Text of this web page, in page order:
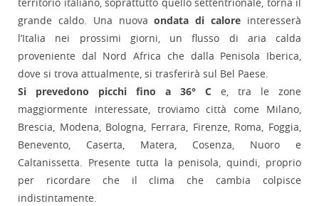
territorio italiano, soprattutto quello settentrionale, torna il
grande caldo. Una nuovaondata di calore interesserà
l’Italia nei prossimi giorni, un flusso di aria calda
proveniente dal Nord Africa che dalla Penisola Iberica,
dove si trova attualmente, si trasferirà sul Bel Paese.
Si prevedono picchi fino a 36° C e, tra le zone
maggiormente interessate, troviamo città come Milano,
Brescia, Modena, Bologna, Ferrara, Firenze, Roma, Foggia,
Benevento, Caserta, Matera, Cosenza, Nuoro e
Caltanissetta. Presente tutta la penisola, quindi, proprio
per ricordare che il clima che cambia colpisce
indistintamente.